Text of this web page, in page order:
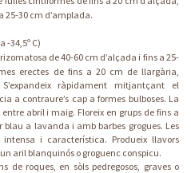
25-30 cm d’amplada.
-34,5º C)
de 40-60 cm d’alçada i fins a 25-
erectes de fins a 20 cm de llargària,
ràpidament mitjantçant el
a contraure’s cap a formes bulboses. La
abril i maig. Floreix en grups de fins a
a lavanda i amb barbes grogues. Les
i característica. Produeix llavors
aril blanquinós o groguenc conspicu.
de roques, en sòls pedregosos, graves o